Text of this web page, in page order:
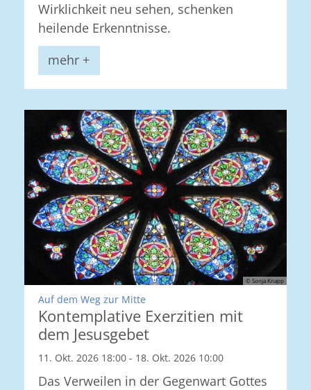
Wirklichkeit neu sehen, schenken
heilende Erkenntnisse.
mehr +
© Sonja Knapp
Auf dem Weg zur Mitte
Kontemplative Exerzitien mit
dem Jesusgebet
11. Okt. 2026 18:00 - 18. Okt. 2026 10:00
Das Verweilen in der Gegenwart Gottes